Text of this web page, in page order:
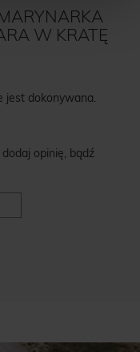
W KRATĘ
jest dokonywana.
opinię, bądź